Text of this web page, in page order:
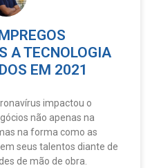
A TECNOLOGIA
EM 2021
impactou o
não apenas na
na forma como as
seus talentos diante de
de mão de obra.